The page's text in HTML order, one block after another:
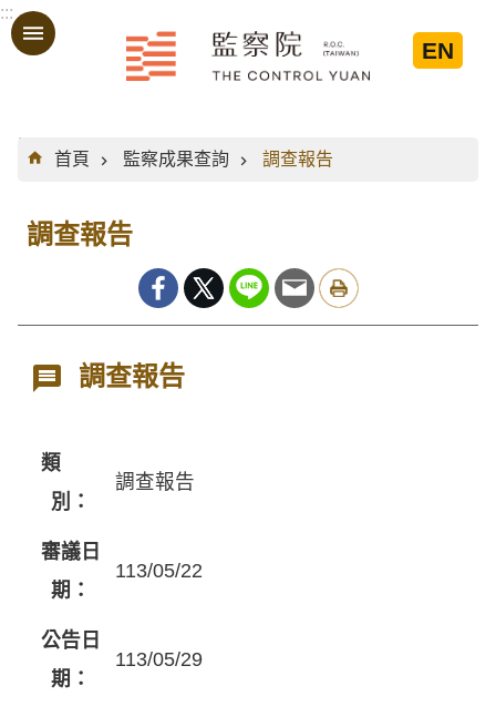
跳到主要內容區塊
:::
EN
:::
首頁
監察成果查詢 調查報告
調查報告
調查報告
類
別：
調查報告
審議日
期：
113/05/22
公告日
期：
113/05/29